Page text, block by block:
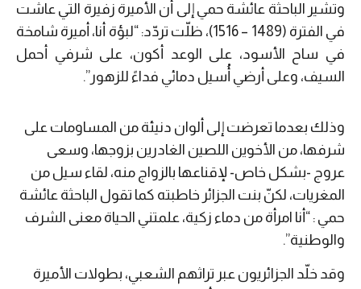
وتشير الباحثة عائشة حمي إلى أن الأميرة زفيرة التي عاشت
في الفترة (1489 – 1516)، ظلّت تردّد: “لبؤة أنا، أميرة شامخة
في ساح الأسود، على الوعد أكون، على شرفي أحمل
السيف، وعلى أرضي أُسيل دمائي فداءً للزهور”.
وذلك بعدما تعرضت إلى ألوان دنيئة من المساومات على
شرفها، من الأخوين اللصين الغادرين بزوجها، وسعى
عروج -بشكل خاص- لإقناعها بالزواج منه، لقاء سيل من
المغريات، لكنّ بنت الجزائر خاطبته كما تقول الباحثة عائشة
حمي : “أنا امرأة من دماء زكية، علمتني الحياة معنى الشرف
والوطنية”.
وقد خلّد الجزائريون عبر تراثهم الشعبي، بطولات الأميرة